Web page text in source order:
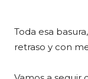
Toda esa
retraso y con